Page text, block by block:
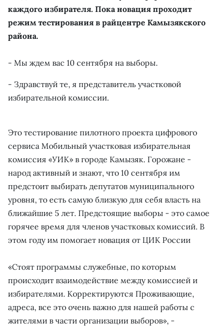
каждого избирателя. Пока новация проходит
режим тестирования в райцентре Камызякского
района.
- Мы ждем вас 10 сентября на выборы.
- Здравствуй те, я представитель участковой
избирательной комиссии.
Это тестирование пилотного проекта цифрового
сервиса Мобильный участковая избирательная
комиссия «УИК» в городе Камызяк. Горожане -
народ активный и знают, что 10 сентября им
предстоит выбирать депутатов муниципального
уровня, то есть самую близкую для себя власть на
ближайшие 5 лет. Предстоящие выборы - это самое
горячее время для членов участковых комиссий. В
этом году им помогает новация от ЦИК России
«Стоят программы служебные, по которым
происходит взаимодействие между комиссией и
избирателями. Корректируются Проживающие,
адреса, все это очень важно для нашей работы с
жителями в части организации выборов», -